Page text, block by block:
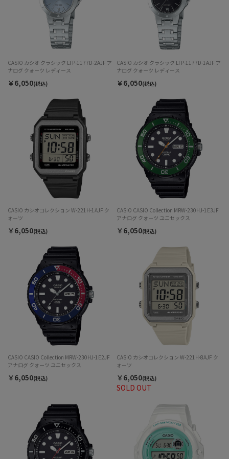
CASIO カシオ クラシック LTP-1177D-2AJF ア
ナログ クォーツ レディース
￥6,050(税込)
CASIO カシオ クラシック LTP-1177D-1AJF ア
ナログ クォーツ レディース
￥6,050(税込)
CASIO カシオコレクション W-221H-1AJF ク
ォーツ
￥6,050(税込)
CASIO CASIO Collection MRW-230HJ-1E3JF
アナログ クォーツ ユニセックス
￥6,050(税込)
CASIO CASIO Collection MRW-230HJ-1E2JF
アナログ クォーツ ユニセックス
￥6,050(税込)
SOLD OUT
CASIO カシオコレクション W-221H-8AJF ク
ォーツ
￥6,050(税込)